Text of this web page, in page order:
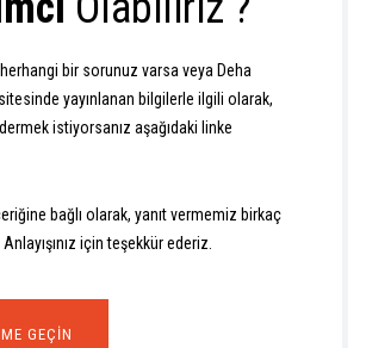
herhangi bir sorunuz varsa veya Deha
yayınlanan bilgilerle ilgili olarak,
istiyorsanız aşağıdaki linke
bağlı olarak, yanıt vermemiz birkaç
için teşekkür ederiz.
GEÇIN